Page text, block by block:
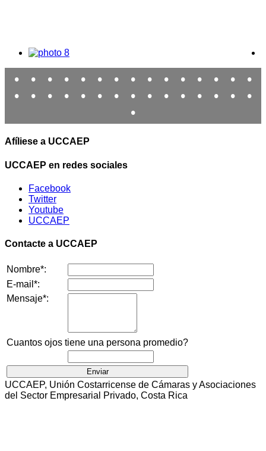
• • • • • • • • • • • • • •
•
•
• • • • • • • • • • • • •
•
•
Afíliese a UCCAEP
UCCAEP en redes sociales
Facebook
Twitter
Youtube
UCCAEP
Contacte a UCCAEP
Nombre*:
E-mail*:
Mensaje*:
Cuantos ojos tiene una persona promedio?
UCCAEP, Unión Costarricense de Cámaras y Asociaciones
del Sector Empresarial Privado, Costa Rica